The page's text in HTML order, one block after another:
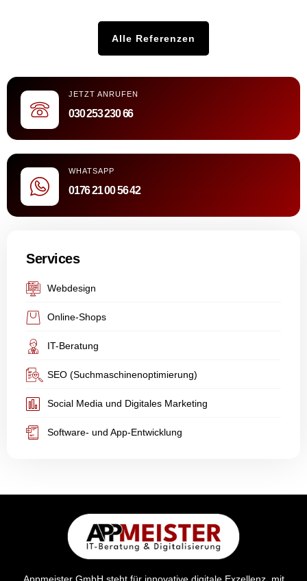
Alle Referenzen
JETZT ANRUFEN
030 253 230 66
WHATSAPP
0176 21 00 56 42
Services
Webdesign
Online-Shops
IT-Beratung
SEO (Suchmaschinenoptimierung)
Social Media und Digitales Marketing
Software- und App-Entwicklung